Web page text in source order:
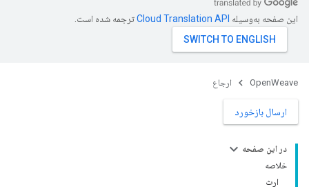
این صفحه به‌وسیله ترجمه شده است.
OpenWeave ارجاع
ارسال بازخورد
در این صفحه
خلاصه
ارث